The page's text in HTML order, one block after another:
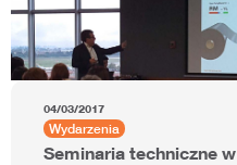
04/03/2017
Wydarzenia
Seminaria techniczne w